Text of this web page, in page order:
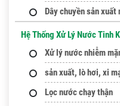
Dây chuyền sản
Hệ Thống Xử Lý Nước Tinh
Xử lý nước nhiễm
sản xuất, lò hơi, xi
Lọc nước chạy thận